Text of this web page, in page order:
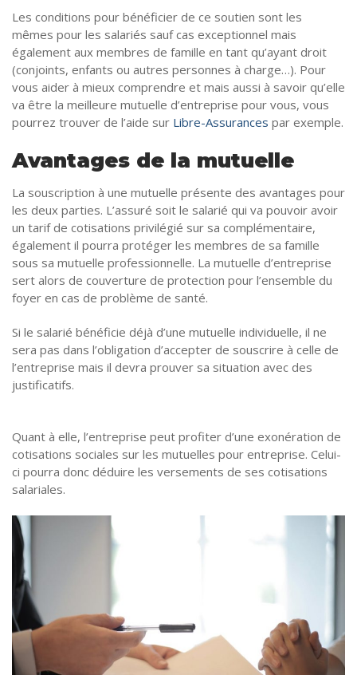
Les conditions pour bénéficier de ce soutien sont les
mêmes pour les salariés sauf cas exceptionnel mais
également aux membres de famille en tant qu’ayant droit
(conjoints, enfants ou autres personnes à charge…). Pour
vous aider à mieux comprendre et mais aussi à savoir qu’elle
va être la meilleure mutuelle d’entreprise pour vous, vous
pourrez trouver de l’aide sur Libre-Assurances par exemple.
Avantages de la mutuelle
La souscription à une mutuelle présente des avantages pour
les deux parties. L’assuré soit le salarié qui va pouvoir avoir
un tarif de cotisations privilégié sur sa complémentaire,
également il pourra protéger les membres de sa famille
sous sa mutuelle professionnelle. La mutuelle d’entreprise
sert alors de couverture de protection pour l’ensemble du
foyer en cas de problème de santé.
Si le salarié bénéficie déjà d’une mutuelle individuelle, il ne
sera pas dans l’obligation d’accepter de souscrire à celle de
l’entreprise mais il devra prouver sa situation avec des
justificatifs.
Quant à elle, l’entreprise peut profiter d’une exonération de
cotisations sociales sur les mutuelles pour entreprise. Celui-
ci pourra donc déduire les versements de ses cotisations
salariales.